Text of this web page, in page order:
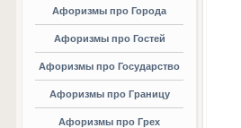
Афоризмы про Города
Афоризмы про Гостей
Афоризмы про Государство
Афоризмы про Границу
Афоризмы про Грех